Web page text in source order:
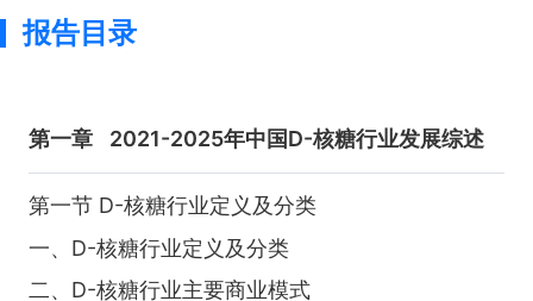
报告目录
第一章 2021-2025年中国D-核糖行业发展综述
第一节 D-核糖行业定义及分类
一、D-核糖行业定义及分类
二、D-核糖行业主要商业模式